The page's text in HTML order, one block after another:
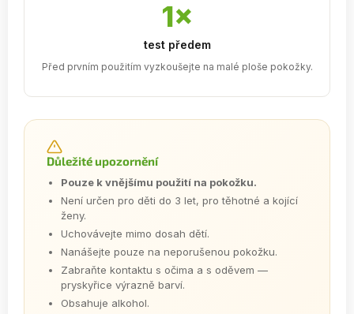
1×
test předem
Před prvním použitím vyzkoušejte na malé ploše pokožky.
Důležité upozornění
Pouze k vnějšímu použití na pokožku.
Není určen pro děti do 3 let, pro těhotné a kojící
ženy.
Uchovávejte mimo dosah dětí.
Nanášejte pouze na neporušenou pokožku.
Zabraňte kontaktu s očima a s oděvem —
pryskyřice výrazně barví.
Obsahuje alkohol.